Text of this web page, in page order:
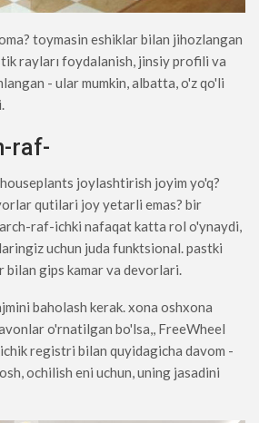
toymasin eshiklar bilan jihozlangan
rayları foydalanish, jinsiy profili va
- ular mumkin, albatta, o'z qo'li
raf-
joylashtirish joyim yo'q?
qutilari joy yetarli emas? bir
raf-ichki nafaqat katta rol o'ynaydi,
uchun juda funktsional. pastki
bilan gips kamar va devorlari.
baholash kerak. xona oshxona
o'rnatilgan bo'lsa,, FreeWheel
registri bilan quyidagicha davom -
ochilish eni uchun, uning jasadini